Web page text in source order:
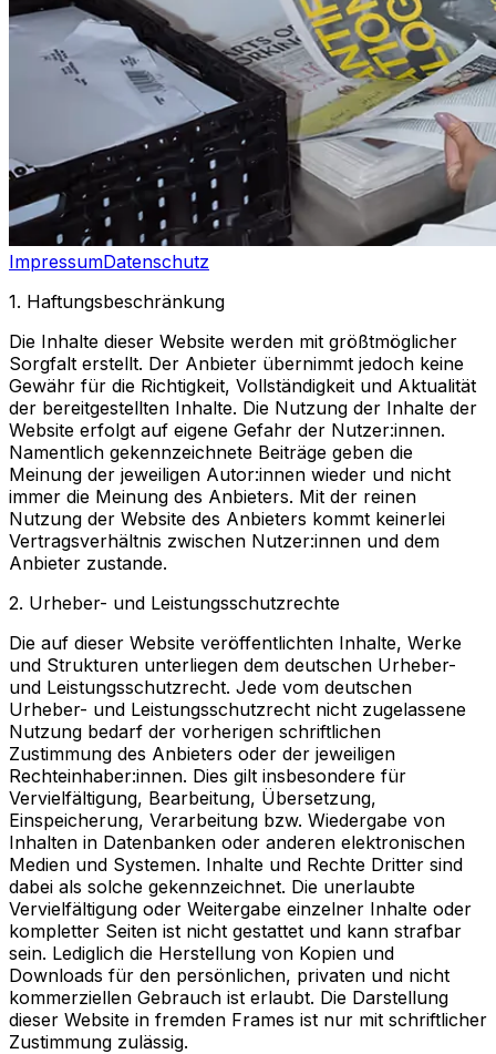
ImpressumDatenschutz
1. Haftungsbeschränkung
Die Inhalte dieser Website werden mit größtmöglicher
Sorgfalt erstellt. Der Anbieter übernimmt jedoch keine
Gewähr für die Richtigkeit, Vollständigkeit und Aktualität
der bereitgestellten Inhalte. Die Nutzung der Inhalte der
Website erfolgt auf eigene Gefahr der Nutzer:innen.
Namentlich gekennzeichnete Beiträge geben die
Meinung der jeweiligen Autor:innen wieder und nicht
immer die Meinung des Anbieters. Mit der reinen
Nutzung der Website des Anbieters kommt keinerlei
Vertragsverhältnis zwischen Nutzer:innen und dem
Anbieter zustande.
2. Urheber- und Leistungsschutzrechte
Die auf dieser Website veröffentlichten Inhalte, Werke
und Strukturen unterliegen dem deutschen Urheber-
und Leistungsschutzrecht. Jede vom deutschen
Urheber- und Leistungsschutzrecht nicht zugelassene
Nutzung bedarf der vorherigen schriftlichen
Zustimmung des Anbieters oder der jeweiligen
Rechteinhaber:innen. Dies gilt insbesondere für
Vervielfältigung, Bearbeitung, Übersetzung,
Einspeicherung, Verarbeitung bzw. Wiedergabe von
Inhalten in Datenbanken oder anderen elektronischen
Medien und Systemen. Inhalte und Rechte Dritter sind
dabei als solche gekennzeichnet. Die unerlaubte
Vervielfältigung oder Weitergabe einzelner Inhalte oder
kompletter Seiten ist nicht gestattet und kann strafbar
sein. Lediglich die Herstellung von Kopien und
Downloads für den persönlichen, privaten und nicht
kommerziellen Gebrauch ist erlaubt. Die Darstellung
dieser Website in fremden Frames ist nur mit schriftlicher
Zustimmung zulässig.